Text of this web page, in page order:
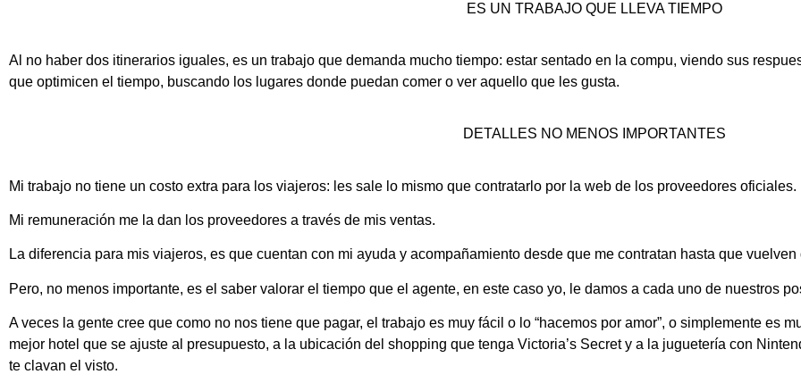
ES UN TRABAJO QUE LLEVA TIEMPO
Al no haber dos itinerarios iguales, es un trabajo que demanda mucho tiempo: estar sentado en la compu, viendo sus
que optimicen el tiempo, buscando los lugares donde puedan comer o ver aquello que les gusta.
DETALLES NO MENOS IMPORTANTES
Mi trabajo no tiene un costo extra para los viajeros: les sale lo mismo que contratarlo por la web de los proveedores oficiales.
Mi remuneración me la dan los proveedores a través de mis ventas.
La diferencia para mis viajeros, es que cuentan con mi ayuda y acompañamiento desde que me contratan hasta que vuelven
Pero, no menos importante, es el saber valorar el tiempo que el agente, en este caso yo, le damos a cada uno de nuestros
A veces la gente cree que como no nos tiene que pagar, el trabajo es muy fácil o lo “hacemos por amor”, o simplemente es
mejor hotel que se ajuste al presupuesto, a la ubicación del shopping que tenga Victoria’s Secret y a la juguetería con
te clavan el visto.